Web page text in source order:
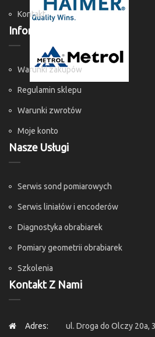
Kontakt
Informacje
Warunki zakupów
Regulamin sklepu
Warunki zwrotów
Moje konto
Nasze Usługi
Serwis sond pomiarowych
Serwis liniałów i encoderów
Diagnostyka obrabiarek
Pomiary geometrii obrabiarek
Szkolenia
Kontakt Z Nami
Adres: ul. Droga do Olczy 20a,